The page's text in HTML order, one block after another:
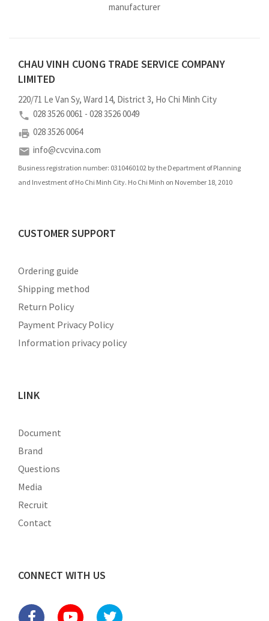
manufacturer
CHAU VINH CUONG TRADE SERVICE COMPANY
LIMITED
220/71 Le Van Sy, Ward 14, District 3, Ho Chi Minh City
028 3526 0061 - 028 3526 0049
028 3526 0064
info@cvcvina.com
Business registration number: 0310460102 by the Department of Planning
and Investment of Ho Chi Minh City. Ho Chi Minh on November 18, 2010
CUSTOMER SUPPORT
Ordering guide
Shipping method
Return Policy
Payment Privacy Policy
Information privacy policy
LINK
Document
Brand
Questions
Media
Recruit
Contact
CONNECT WITH US